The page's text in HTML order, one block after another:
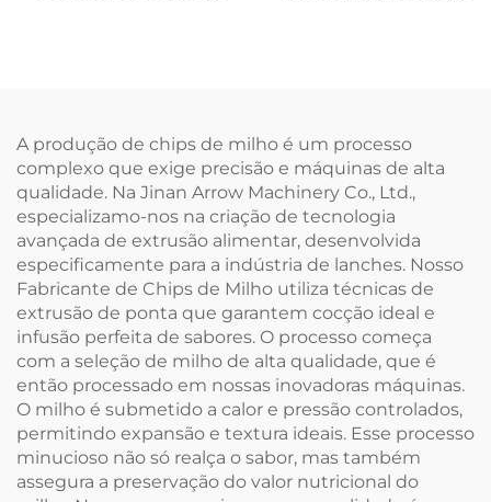
A produção de chips de milho é um processo
complexo que exige precisão e máquinas de alta
qualidade. Na Jinan Arrow Machinery Co., Ltd.,
especializamo-nos na criação de tecnologia
avançada de extrusão alimentar, desenvolvida
especificamente para a indústria de lanches. Nosso
Fabricante de Chips de Milho utiliza técnicas de
extrusão de ponta que garantem cocção ideal e
infusão perfeita de sabores. O processo começa
com a seleção de milho de alta qualidade, que é
então processado em nossas inovadoras máquinas.
O milho é submetido a calor e pressão controlados,
permitindo expansão e textura ideais. Esse processo
minucioso não só realça o sabor, mas também
assegura a preservação do valor nutricional do